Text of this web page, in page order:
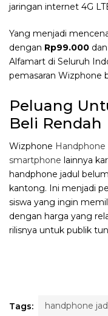
jaringan internet 4G
Yang menjadi
dengan Rp99.000
Alfamart di Seluruh
pemasaran Wizphone
Peluang
Beli Rendah
Wizphone Handphone
smartphone lainnya
handphone jadul
kantong. Ini menjadi
siswa yang ingin
dengan harga yang
rilisnya untuk publik
Tags: handphone